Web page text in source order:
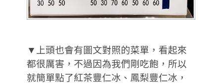
▼上頭也會有圖文對照的菜單，看起來
都很厲害，不過因為我們剛吃飽，所以
就簡單點了紅茶豐仁冰、鳳梨豐仁冰，